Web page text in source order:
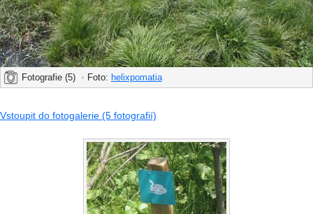
Fotografie (5) • Foto: helixpomatia
Vstoupit do fotogalerie (5 fotografií)